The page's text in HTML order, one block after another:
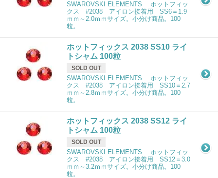
SWAROVSKI ELEMENTS ホットフィッ
クス #2038 アイロン接着用 SS6＝1.9
ｍｍ～2.0ｍｍサイズ。小分け商品。100
粒。
ホットフィックス 2038 SS10 ライ
トシャム 100粒
SOLD OUT
SWAROVSKI ELEMENTS ホットフィッ
クス #2038 アイロン接着用 SS10＝2.7
ｍｍ～2.8ｍｍサイズ。小分け商品。100
粒。
ホットフィックス 2038 SS12 ライ
トシャム 100粒
SOLD OUT
SWAROVSKI ELEMENTS ホットフィッ
クス #2038 アイロン接着用 SS12＝3.0
ｍｍ～3.2ｍｍサイズ。小分け商品。100
粒。